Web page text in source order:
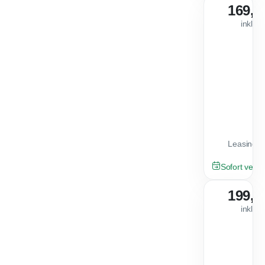
GEBRAUCHT
inkl.
Sofort
inkl.